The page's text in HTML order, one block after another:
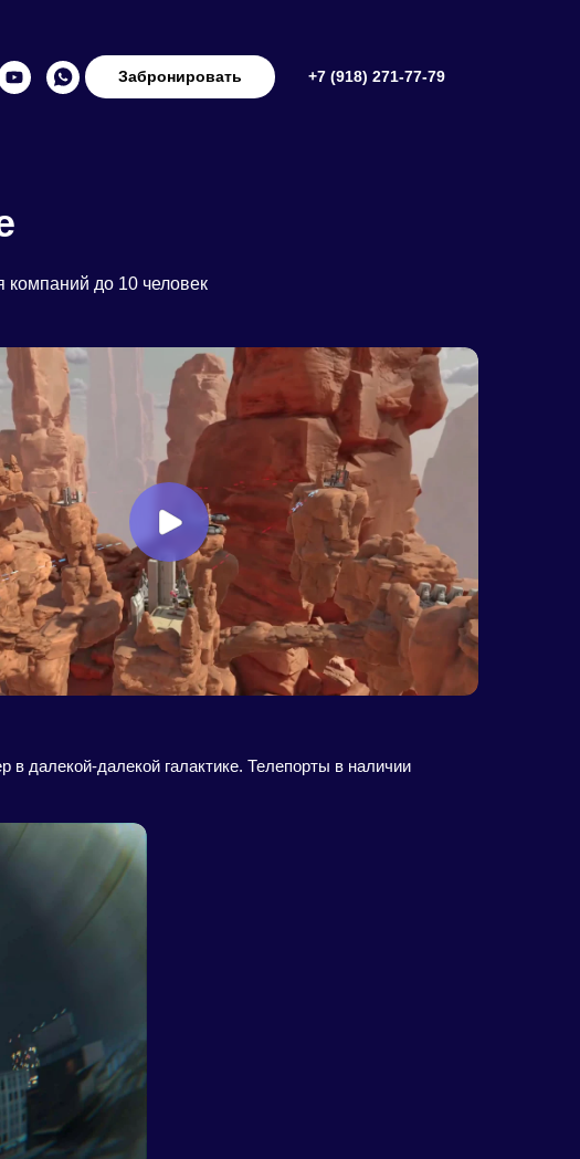
Забронировать +7 (918) 271-77-79
до 10 человек
в далекой-далекой галактике. Телепорты в наличии